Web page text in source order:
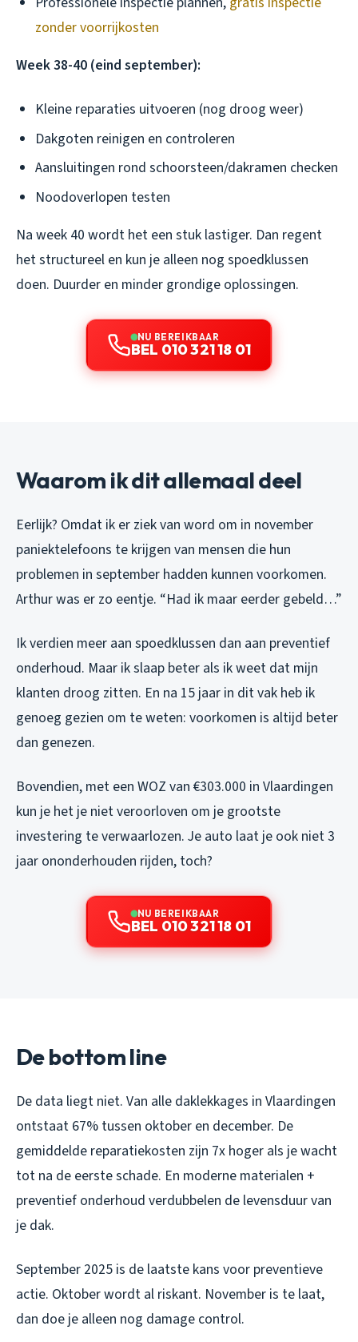
zonder voorrijkosten
Week 38-40 (eind september):
Kleine reparaties uitvoeren (nog droog weer)
Dakgoten reinigen en controleren
Aansluitingen rond schoorsteen/dakramen checken
Noodoverlopen testen
Na week 40 wordt het een stuk lastiger. Dan regent
het structureel en kun je alleen nog spoedklussen
doen. Duurder en minder grondige oplossingen.
NU BEREIKBAAR
BEL 010 321 18 01
Waarom ik dit allemaal deel
Eerlijk? Omdat ik er ziek van word om in november
paniektelefoons te krijgen van mensen die hun
problemen in september hadden kunnen voorkomen.
Arthur was er zo eentje. “Had ik maar eerder gebeld…”
Ik verdien meer aan spoedklussen dan aan preventief
onderhoud. Maar ik slaap beter als ik weet dat mijn
klanten droog zitten. En na 15 jaar in dit vak heb ik
genoeg gezien om te weten: voorkomen is altijd beter
dan genezen.
Bovendien, met een WOZ van €303.000 in Vlaardingen
kun je het je niet veroorloven om je grootste
investering te verwaarlozen. Je auto laat je ook niet 3
jaar ononderhouden rijden, toch?
NU BEREIKBAAR
BEL 010 321 18 01
De bottom line
De data liegt niet. Van alle daklekkages in Vlaardingen
ontstaat 67% tussen oktober en december. De
gemiddelde reparatiekosten zijn 7x hoger als je wacht
tot na de eerste schade. En moderne materialen +
preventief onderhoud verdubbelen de levensduur van
je dak.
September 2025 is de laatste kans voor preventieve
actie. Oktober wordt al riskant. November is te laat,
dan doe je alleen nog damage control.